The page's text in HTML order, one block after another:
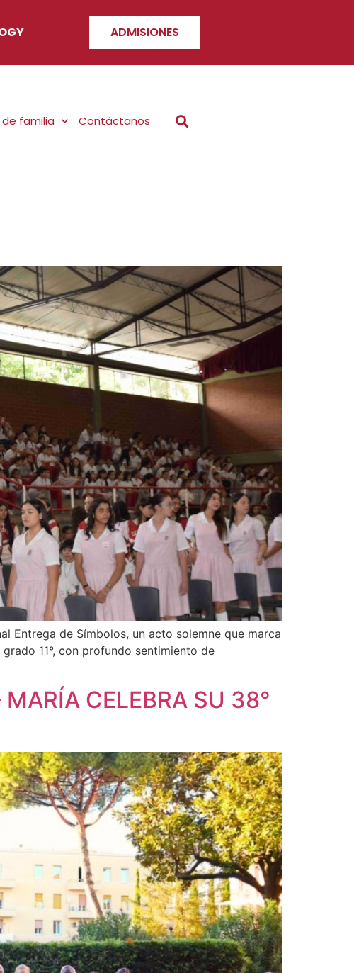
ADMISIONES
de familia Contáctanos
Entrega de Símbolos, un acto solemne que marca
11°, con profundo sentimiento de
CELEBRA SU 38°